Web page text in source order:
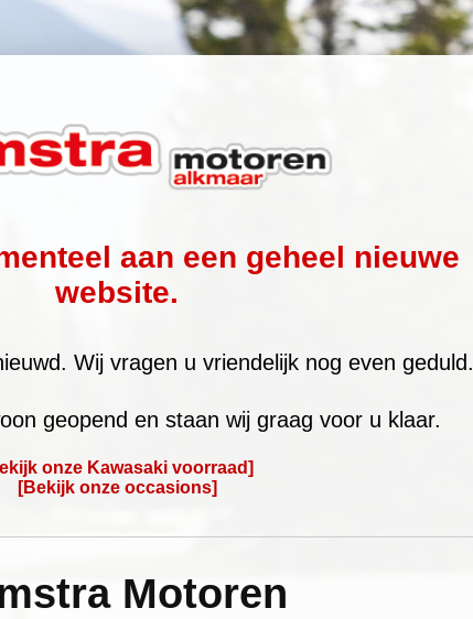
aan een geheel nieuwe
website.
Wij vragen u vriendelijk nog even geduld.
geopend en staan wij graag voor u klaar.
onze Kawasaki voorraad]
[Bekijk onze occasions]
Motoren